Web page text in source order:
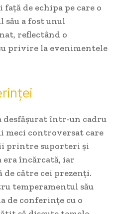
de echipa pe care o
său a fost unul
reflectând o
privire la evenimentele
desfășurat într-un cadru
meci controversat care
printre suporteri și
era încărcată, iar
către cei prezenți.
temperamentul său
de conferințe cu o